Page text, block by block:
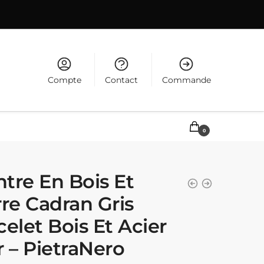
Compte Contact Commande
0
En Bois Et
Cadran Gris
Bois Et Acier
– PietraNero